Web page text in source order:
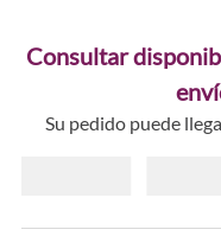
Consultar
Su pedido puede